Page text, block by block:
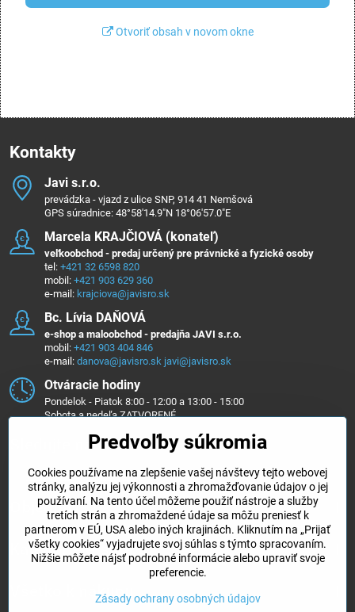
Otvoriť obsah v novom okne
Kontakty
Javi s​.r​.o​.
prevádzka - vjazd z ulice SNP, 914 41 Nemšová
GPS súradnice: 48°58'14.9"N 18°06'57.0"E
Marcela KRAJČIOVÁ (konateľ)
veľkoobchod - predaj určený pre právnické a fyzické osoby
tel: +421 32 6598 820
mobil: +421 903 629 360
e-mail: krajciova@javisro.sk
Bc​. Lívia DAŇOVÁ
e-shop a maloobchod - predajňa JAVI s.r.o.
mobil: +421 903 404 846
e-mail: danova@javisro.sk javi@javisro.sk
Otváracie hodiny
Pondelok - Piatok 8:00 - 12:00 a 13:00 - 15:00
Sobota a nedeľa ZATVORENÉ
Sledujte nás na ...
Facebook Instagram
Objednávky
Kategórie e-shopu
Všetko k nákupu
Predvoľby súkromia
Cookies používame na zlepšenie vašej návštevy tejto webovej
stránky, analýzu jej výkonnosti a zhromažďovanie údajov o jej
používaní. Na tento účel môžeme použiť nástroje a služby
tretích strán a zhromaždené údaje sa môžu preniesť k
partnerom v EÚ, USA alebo iných krajinách. Kliknutím na „Prijať
všetky cookies“ vyjadrujete svoj súhlas s týmto spracovaním.
Nižšie môžete nájsť podrobné informácie alebo upraviť svoje
preferencie.
Zásady ochrany osobných údajov